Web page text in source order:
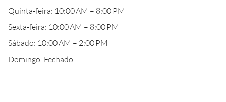
Quinta-feira: 10:00 AM – 8:00 PM
Sexta-feira: 10:00 AM – 8:00 PM
Sábado: 10:00 AM – 2:00 PM
Domingo: Fechado